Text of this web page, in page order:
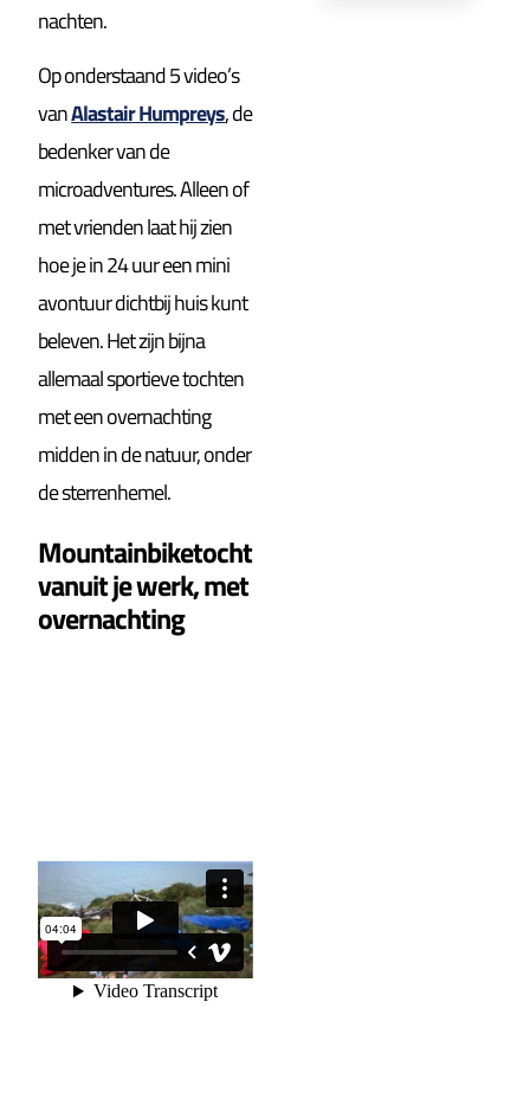
nachten.
Op onderstaand 5 video’s
vanAlastair Humpreys, de
bedenker van de
microadventures. Alleen of
met vrienden laat hij zien
hoe je in 24 uur een mini
avontuur dichtbij huis kunt
beleven. Het zijn bijna
allemaal sportieve tochten
met een overnachting
midden in de natuur, onder
de sterrenhemel.
Mountainbiketocht
vanuit je werk, met
overnachting